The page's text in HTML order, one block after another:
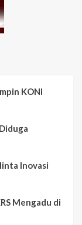
KONI
Inovasi
Mengadu di